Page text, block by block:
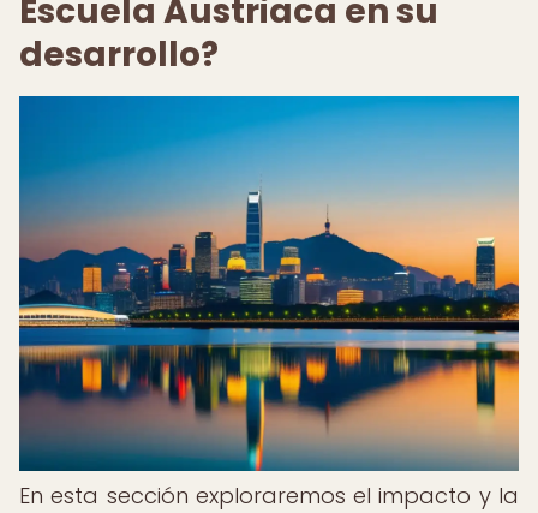
Escuela Austriaca en su
desarrollo?
En esta sección exploraremos el impacto y la